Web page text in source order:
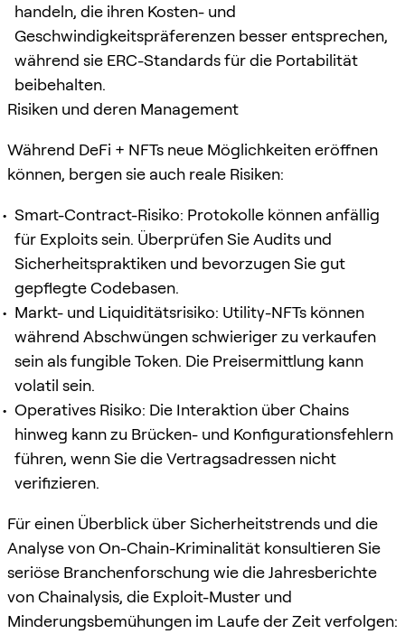
handeln, die ihren Kosten- und
Geschwindigkeitspräferenzen besser entsprechen,
während sie ERC-Standards für die Portabilität
beibehalten.
Risiken und deren Management
Während DeFi + NFTs neue Möglichkeiten eröffnen
können, bergen sie auch reale Risiken:
Smart-Contract-Risiko: Protokolle können anfällig
für Exploits sein. Überprüfen Sie Audits und
Sicherheitspraktiken und bevorzugen Sie gut
gepflegte Codebasen.
Markt- und Liquiditätsrisiko: Utility-NFTs können
während Abschwüngen schwieriger zu verkaufen
sein als fungible Token. Die Preisermittlung kann
volatil sein.
Operatives Risiko: Die Interaktion über Chains
hinweg kann zu Brücken- und Konfigurationsfehlern
führen, wenn Sie die Vertragsadressen nicht
verifizieren.
Für einen Überblick über Sicherheitstrends und die
Analyse von On-Chain-Kriminalität konsultieren Sie
seriöse Branchenforschung wie die Jahresberichte
von Chainalysis, die Exploit-Muster und
Minderungsbemühungen im Laufe der Zeit verfolgen: